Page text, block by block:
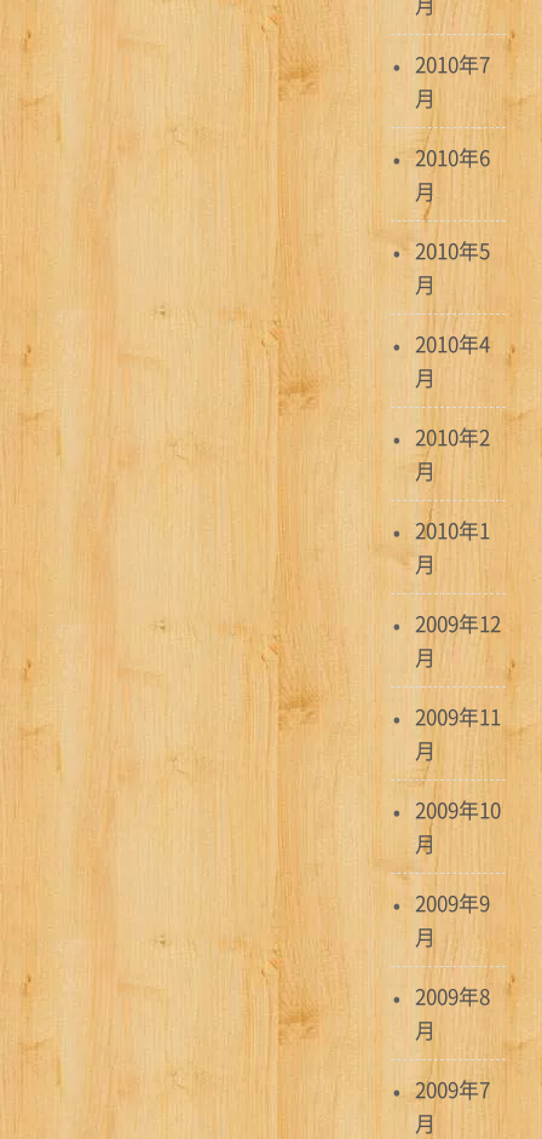
2010年7
月
2010年6
月
2010年5
月
2010年4
月
2010年2
月
2010年1
月
2009年12
月
2009年11
月
2009年10
月
2009年9
月
2009年8
月
2009年7
月